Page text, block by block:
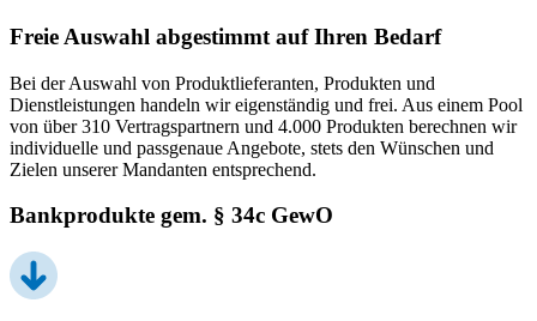
Freie Auswahl abgestimmt auf Ihren Bedarf
Bei der Auswahl von Produktlieferanten, Produkten und
Dienstleistungen handeln wir eigenständig und frei. Aus einem Pool
von über 310 Vertragspartnern und 4.000 Produkten berechnen wir
individuelle und passgenaue Angebote, stets den Wünschen und
Zielen unserer Mandanten entsprechend.
Bankprodukte gem. § 34c GewO